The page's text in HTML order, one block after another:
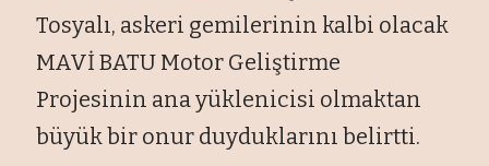
Tosyalı, askeri gemilerinin kalbi olacak
MAVİ BATU Motor Geliştirme
Projesinin ana yüklenicisi olmaktan
büyük bir onur duyduklarını belirtti.